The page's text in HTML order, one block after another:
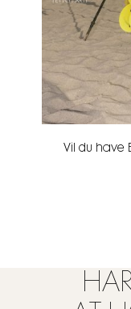
Vil du have